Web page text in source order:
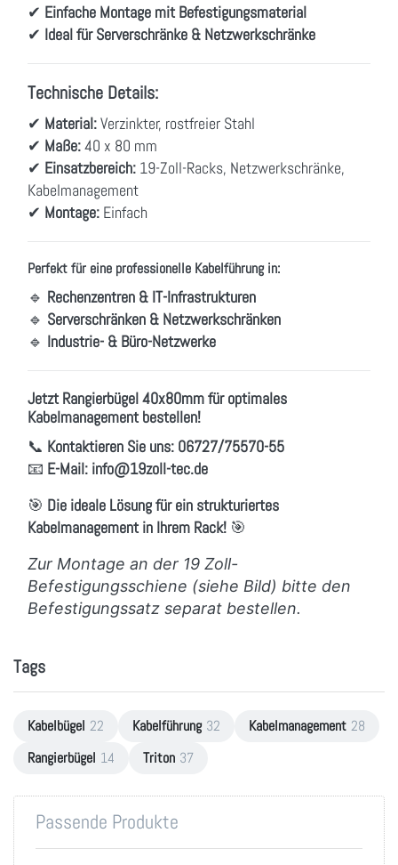
✔ Einfache Montage mit Befestigungsmaterial
✔ Ideal für Serverschränke & Netzwerkschränke
Technische Details:
✔ Material:Verzinkter, rostfreier Stahl
✔ Maße:40 x 80 mm
✔ Einsatzbereich: 19-Zoll-Racks, Netzwerkschränke,
Kabelmanagement
✔ Montage: Einfach
Perfekt für eine professionelle Kabelführung in:
🔹 Rechenzentren & IT-Infrastrukturen
🔹 Serverschränken & Netzwerkschränken
🔹 Industrie- & Büro-Netzwerke
Jetzt Rangierbügel 40x80mm für optimales
Kabelmanagement bestellen!
📞 Kontaktieren Sie uns: 06727/75570-55
📧 E-Mail: info@19zoll-tec.de
🎯 Die ideale Lösung für ein strukturiertes
Kabelmanagement in Ihrem Rack! 🎯
Zur Montage an der 19 Zoll-
Befestigungsschiene (siehe Bild) bitte den
Befestigungssatz separat bestellen.
Tags
Kabelbügel 22 Kabelführung 32 Kabelmanagement 28
Rangierbügel 14 Triton 37
Passende Produkte